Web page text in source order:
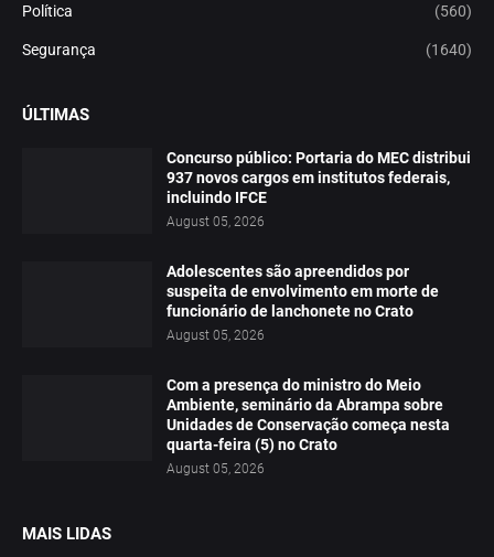
Política (560)
Segurança (1640)
ÚLTIMAS
Concurso público: Portaria do MEC distribui
937 novos cargos em institutos federais,
incluindo IFCE
August 05, 2026
Adolescentes são apreendidos por
suspeita de envolvimento em morte de
funcionário de lanchonete no Crato
August 05, 2026
Com a presença do ministro do Meio
Ambiente, seminário da Abrampa sobre
Unidades de Conservação começa nesta
quarta-feira (5) no Crato
August 05, 2026
MAIS LIDAS